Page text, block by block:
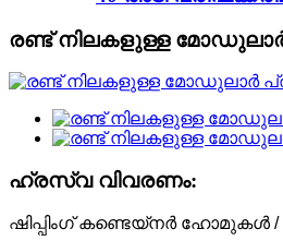
രണ്ട് നിലകളുള്ള
ഹ്രസ്വ വിവരണം:
ഷിപ്പിംഗ് കണ്ടെയ്‌നർ ഹോമുകൾ